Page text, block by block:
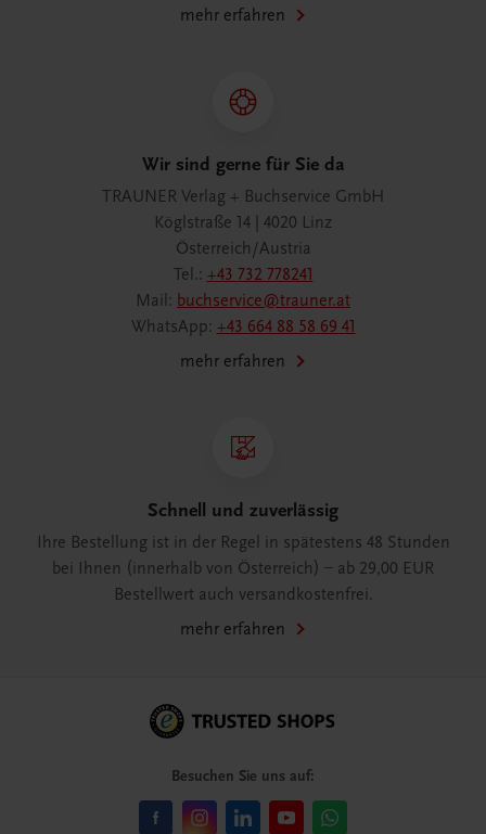
mehr erfahren
Wir sind gerne für Sie da
TRAUNER Verlag + Buchservice GmbH
Köglstraße 14 | 4020 Linz
Österreich/Austria
Tel.: +43 732 778241
Mail: buchservice@trauner.at
WhatsApp: +43 664 88 58 69 41
mehr erfahren
Schnell und zuverlässig
Ihre Bestellung ist in der Regel in spätestens 48 Stunden
bei Ihnen (innerhalb von Österreich) – ab 29,00 EUR
Bestellwert auch versandkostenfrei.
mehr erfahren
Besuchen Sie uns auf: